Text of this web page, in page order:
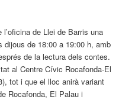
de Llei de Barris una
de 18:00 a 19:00 h, amb
de la lectura dels contes.
al Centre Cívic Rocafonda-El
tot i que el lloc anirà variant
Rocafonda, El Palau i